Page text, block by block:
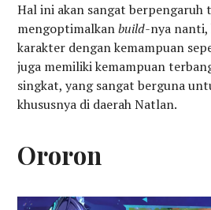
Hal ini akan sangat berpengaruh
mengoptimalkanbuild-nya nanti,
karakter dengan kemampuan
juga memiliki kemampuan
singkat, yang sangat berguna
khususnya di daerah Natlan.
Ororon